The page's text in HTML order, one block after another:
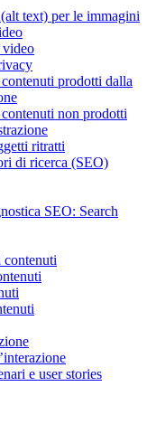
text) per le immagini
video
prodotti dalla
non prodotti
ritratti
di ricerca (SEO)
SEO: Search
contenuti
e user stories